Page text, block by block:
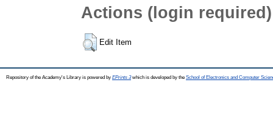
Actions (login required)
Edit Item
Repository of the Academy's Library is powered by EPrints 3which is developed by the School of Electronics and Computer